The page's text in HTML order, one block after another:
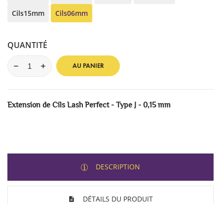
Cils15mm
Cils06mm
QUANTITÉ
AU PANIER
Extension de Cils Lash Perfect - Type J - 0,15 mm
DESCRIPTION
DÉTAILS DU PRODUIT